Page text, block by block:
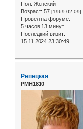
Пол: Женский
Возраст: 57 [1969-02-09]
Провел на форуме:
5 часов 13 минут
Последний визит:
15.11.2024 23:30:49
Репецкая
РМН1810